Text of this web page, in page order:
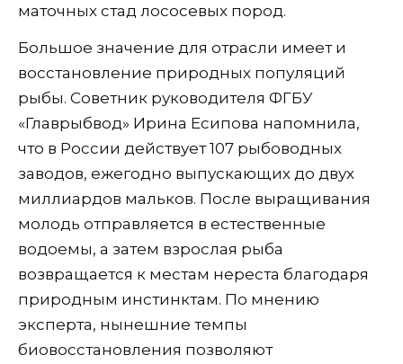
маточных стад лососевых пород.
Большое значение для отрасли имеет и
восстановление природных популяций
рыбы. Советник руководителя ФГБУ
«Главрыбвод» Ирина Есипова напомнила,
что в России действует 107 рыбоводных
заводов, ежегодно выпускающих до двух
миллиардов мальков. После выращивания
молодь отправляется в естественные
водоемы, а затем взрослая рыба
возвращается к местам нереста благодаря
природным инстинктам. По мнению
эксперта, нынешние темпы
биовосстановления позволяют